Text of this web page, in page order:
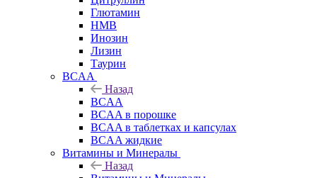
Глютамин
HMB
Инозин
Лизин
Таурин
BCAA
Назад
BCAA
BCAA в порошке
BCAA в таблетках и капсулах
BCAA жидкие
Витамины и Минералы
Назад